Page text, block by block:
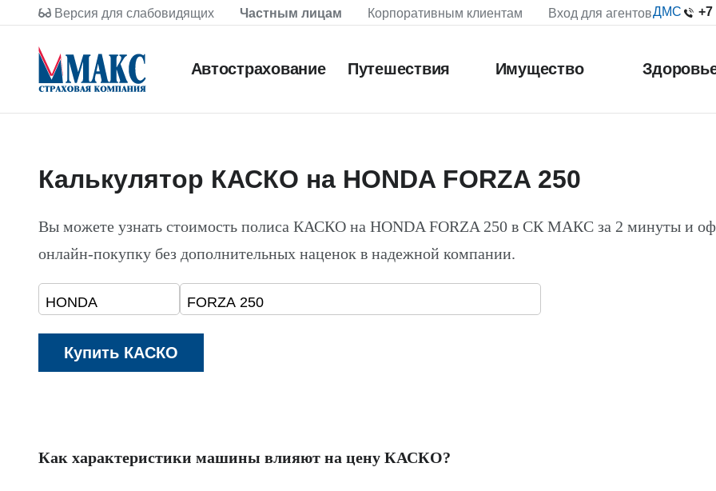
Версия для слабовидящих Частным лицам Корпоративным клиентам Вход для агентовДМС +7
Автострахование Путешествия Имущество
Калькулятор КАСКО на HONDA FORZA 250
Вы можете узнать стоимость полиса КАСКО на HONDA FORZA 250 в СК МАКС за 2 минуты и
онлайн-покупку без дополнительных наценок в надежной компании.
Как характеристики машины влияют на цену КАСКО?